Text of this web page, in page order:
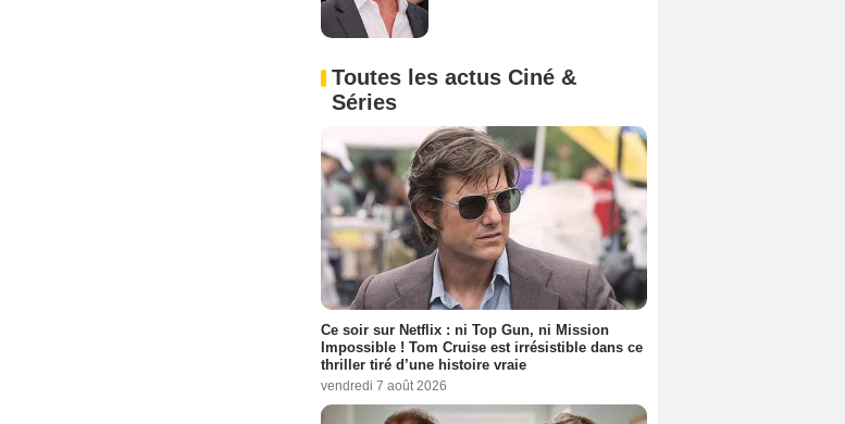
Toutes les actus Ciné &
Séries
Ce soir sur Netflix : ni Top Gun, ni Mission
Impossible ! Tom Cruise est irrésistible dans ce
thriller tiré d’une histoire vraie
vendredi 7 août 2026